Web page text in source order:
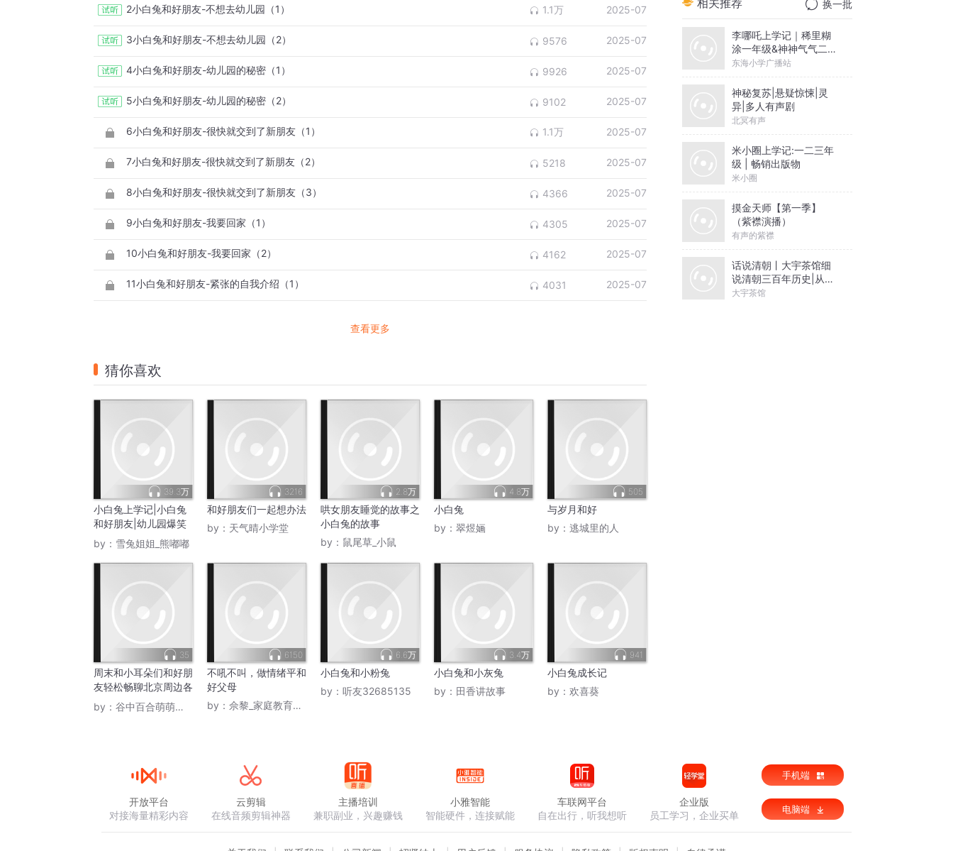
2小白兔和好朋友-不想去幼儿园（1） 1.1万 2025-07
3小白兔和好朋友-不想去幼儿园（2） 9576 2025-07
4小白兔和好朋友-幼儿园的秘密（1） 9926 2025-07
5小白兔和好朋友-幼儿园的秘密（2） 9102 2025-07
6小白兔和好朋友-很快就交到了新朋友（1） 1.1万 2025-07
7小白兔和好朋友-很快就交到了新朋友（2） 5218 2025-07
8小白兔和好朋友-很快就交到了新朋友（3） 4366 2025-07
9小白兔和好朋友-我要回家（1） 4305 2025-07
10小白兔和好朋友-我要回家（2） 4162 2025-07
11小白兔和好朋友-紧张的自我介绍（1） 4031 2025-07
查看更多
猜你喜欢
39.3万
小白兔上学记|小白兔
和好朋友|幼儿园爆笑
成长日记
by： 雪兔姐姐_熊嘟嘟
3216
和好朋友们一起想办法
by： 天气晴小学堂
2.8万
哄女朋友睡觉的故事之
小白兔的故事
by： 鼠尾草_小鼠
4.8万
小白兔
by： 翠煜婳
505
与岁月和好
by： 逃城里的人
35
周末和小耳朵们和好朋
友轻松畅聊北京周边各
种小吃哦
by： 谷中百合萌萌主YS
6150
不吼不叫，做情绪平和
好父母
by： 佘黎_家庭教育传播
6.6万
小白兔和小粉兔
by： 听友32685135
3.4万
小白兔和小灰兔
by： 田香讲故事
941
小白兔成长记
by： 欢喜葵
相关推荐 换一批
李哪吒上学记｜稀里糊
涂一年级&神神气气二年
级
东海小学广播站
神秘复苏|悬疑惊悚|灵
异|多人有声剧
北冥有声
米小圈上学记:一二三年
级 | 畅销出版物
米小圈
摸金天师【第一季】
（紫襟演播）
有声的紫襟
话说清朝丨大宇茶馆细
说清朝三百年历史|从努
尔哈赤到末代皇帝溥仪|
大宇茶馆
开放平台
对接海量精彩内容
云剪辑
在线音频剪辑神器
主播培训
兼职副业，兴趣赚钱
小雅智能
智能硬件，连接赋能
车联网平台
自在出行，听我想听
企业版
员工学习，企业买单
手机端
电脑端